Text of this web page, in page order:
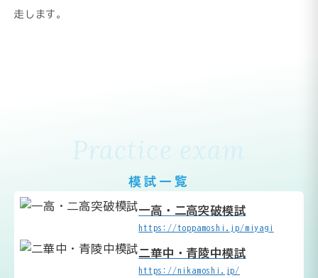
走します。
Practice exam
模試一覧
一高・二高突破模試
https://toppamoshi.jp/miyagi
二華中・青陵中模試
https://nikamoshi.jp/